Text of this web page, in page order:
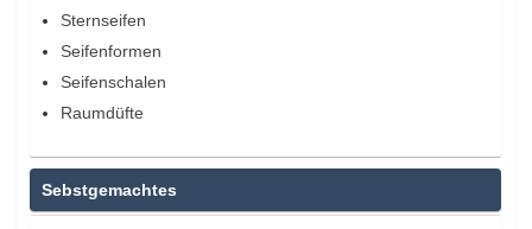
Sternseifen
Seifenformen
Seifenschalen
Raumdüfte
Sebstgemachtes